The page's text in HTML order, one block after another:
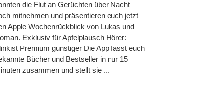
die Flut an Gerüchten über Nacht
mitnehmen und präsentieren euch jetzt
Apple Wochenrückblick von Lukas und
Exklusiv für Apfelplausch Hörer:
Premium günstiger Die App fasst euch
Bücher und Bestseller in nur 15
zusammen und stellt sie ...